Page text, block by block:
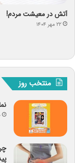
آتش در معیشت مردم!
۲۲ مهر ۱۴۰۴
منتخب روز